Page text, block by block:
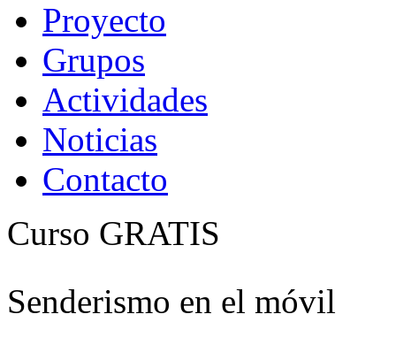
Proyecto
Grupos
Actividades
Noticias
Contacto
Curso GRATIS
Senderismo en el móvil